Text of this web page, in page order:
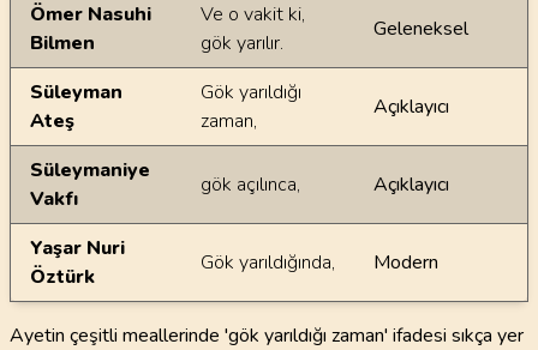
Ömer Nasuhi
Bilmen
Ve o vakit ki,
gök yarılır.
Geleneksel
Süleyman
Ateş
Gök yarıldığı
zaman,
Açıklayıcı
Süleymaniye
Vakfı
gök açılınca, Açıklayıcı
Yaşar Nuri
Öztürk
Gök yarıldığında, Modern
Ayetin çeşitli meallerinde 'gök yarıldığı zaman' ifadesi sıkça yer